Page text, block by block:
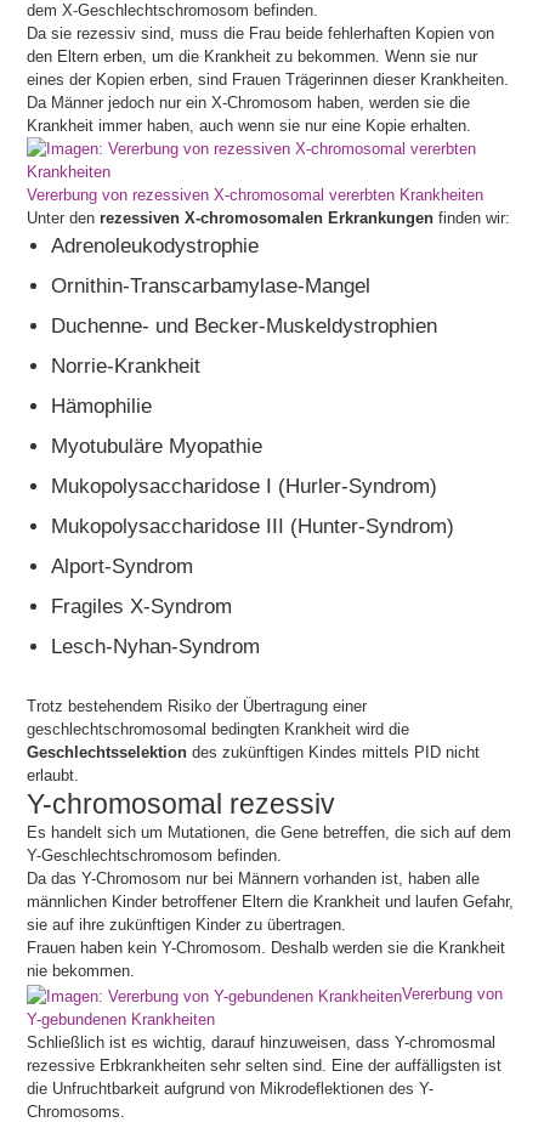
dem X-Geschlechtschromosom befinden.
Da sie rezessiv sind, muss die Frau beide fehlerhaften Kopien von
den Eltern erben, um die Krankheit zu bekommen. Wenn sie nur
eines der Kopien erben, sind Frauen Trägerinnen dieser Krankheiten.
Da Männer jedoch nur ein X-Chromosom haben, werden sie die
Krankheit immer haben, auch wenn sie nur eine Kopie erhalten.
Vererbung von rezessiven X-chromosomal vererbten Krankheiten
Unter denrezessiven X-chromosomalen Erkrankungen finden wir:
Adrenoleukodystrophie
Ornithin-Transcarbamylase-Mangel
Duchenne- und Becker-Muskeldystrophien
Norrie-Krankheit
Hämophilie
Myotubuläre Myopathie
Mukopolysaccharidose I (Hurler-Syndrom)
Mukopolysaccharidose III (Hunter-Syndrom)
Alport-Syndrom
Fragiles X-Syndrom
Lesch-Nyhan-Syndrom
Trotz bestehendem Risiko der Übertragung einer
geschlechtschromosomal bedingten Krankheit wird die
Geschlechtsselektion des zukünftigen Kindes mittels PID nicht
erlaubt.
Y-chromosomal rezessiv
Es handelt sich um Mutationen, die Gene betreffen, die sich auf dem
Y-Geschlechtschromosom befinden.
Da das Y-Chromosom nur bei Männern vorhanden ist, haben alle
männlichen Kinder betroffener Eltern die Krankheit und laufen Gefahr,
sie auf ihre zukünftigen Kinder zu übertragen.
Frauen haben kein Y-Chromosom. Deshalb werden sie die Krankheit
nie bekommen.
Vererbung von
Y-gebundenen Krankheiten
Schließlich ist es wichtig, darauf hinzuweisen, dass Y-chromosmal
rezessive Erbkrankheiten sehr selten sind. Eine der auffälligsten ist
die Unfruchtbarkeit aufgrund von Mikrodeflektionen des Y-
Chromosoms.